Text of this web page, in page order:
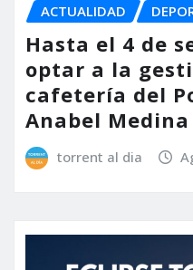
ACTUALIDAD
Hasta el 4 de
optar a la
cafetería del
Anabel
torrent al dia